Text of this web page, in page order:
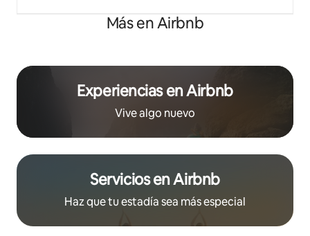
Más en Airbnb
Experiencias en Airbnb
Vive algo nuevo
Servicios en Airbnb
Haz que tu estadía sea más especial